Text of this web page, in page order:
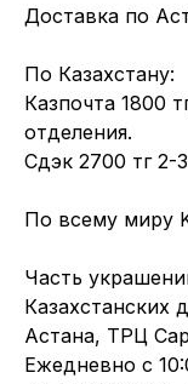
Доставка по
По Казахстану:
Казпочта 1800
отделения.
Сдэк 2700 тг 2-
По всему миру
Часть
Казахстанских
Астана, ТРЦ
Ежедневно с